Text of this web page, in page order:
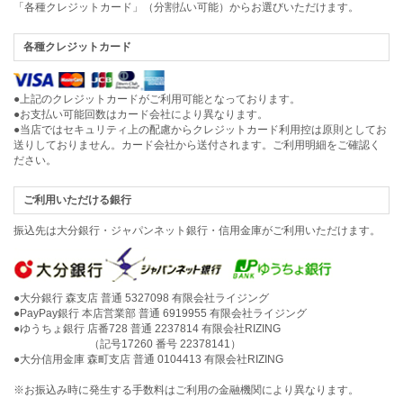
「各種クレジットカード」（分割払い可能）からお選びいただけます。
各種クレジットカード
●上記のクレジットカードがご利用可能となっております。
●お支払い可能回数はカード会社により異なります。
●当店ではセキュリティ上の配慮からクレジットカード利用控は原則としてお
送りしておりません。カード会社から送付されます。ご利用明細をご確認く
ださい。
ご利用いただける銀行
振込先は大分銀行・ジャパンネット銀行・信用金庫がご利用いただけます。
●大分銀行 森支店 普通 5327098 有限会社ライジング
●PayPay銀行 本店営業部 普通 6919955 有限会社ライジング
●ゆうちょ銀行 店番728 普通 2237814 有限会社RIZING
（記号17260 番号 22378141）
●大分信用金庫 森町支店 普通 0104413 有限会社RIZING
※お振込み時に発生する手数料はご利用の金融機関により異なります。